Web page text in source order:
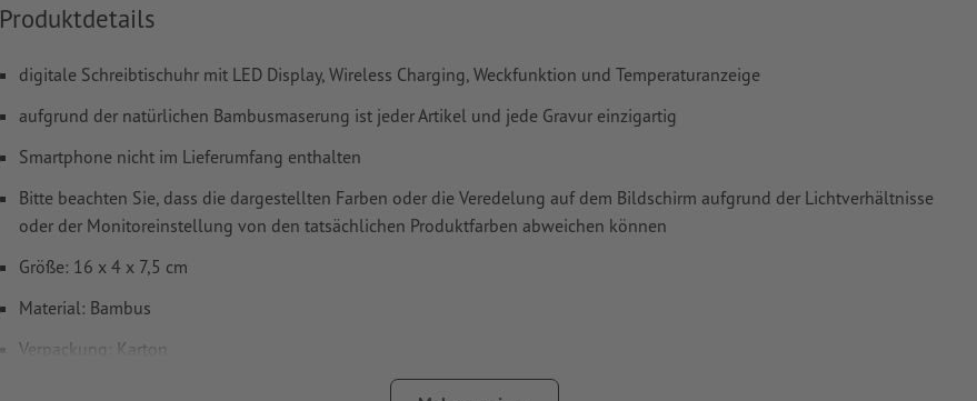
Wie lege ich Druckdaten richtig an?
Produktdetails
digitale Schreibtischuhr mit LED Display, Wireless Charging, Weckfunktion und Temperaturanzeige
aufgrund der natürlichen Bambusmaserung ist jeder Artikel und jede Gravur einzigartig
Smartphone nicht im Lieferumfang enthalten
Bitte beachten Sie, dass die dargestellten Farben oder die Veredelung auf dem Bildschirm aufgrund der Lichtverhältnisse
oder der Monitoreinstellung von den tatsächlichen Produktfarben abweichen können
Größe: 16 x 4 x 7,5 cm
Material: Bambus
Verpackung: Karton